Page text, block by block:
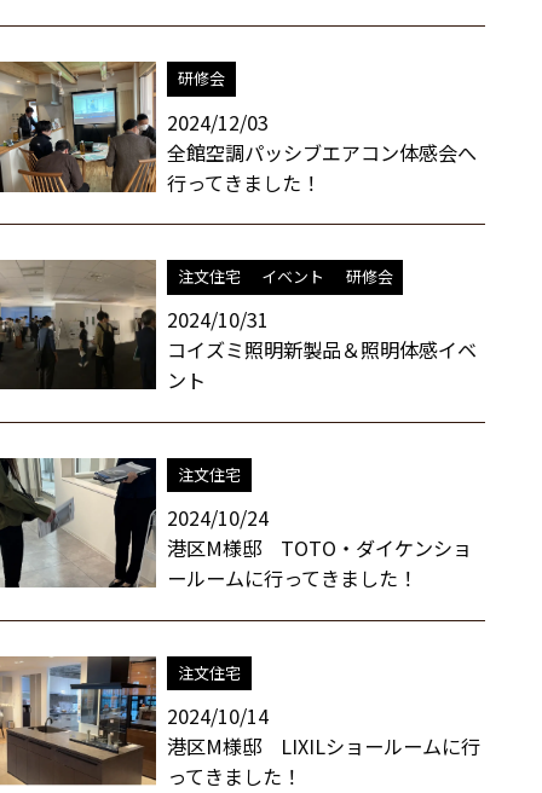
研修会
2024/12/03
全館空調パッシブエアコン体感会へ
行ってきました！
注文住宅 イベント 研修会
2024/10/31
コイズミ照明新製品＆照明体感イベ
ント
注文住宅
2024/10/24
港区M様邸 TOTO・ダイケンショ
ールームに行ってきました！
注文住宅
2024/10/14
港区M様邸 LIXILショールームに行
ってきました！